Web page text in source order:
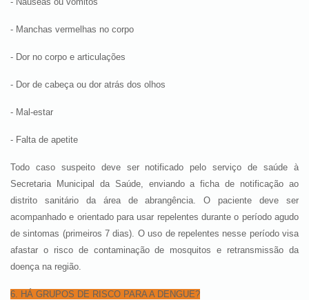
- Manchas vermelhas no corpo
- Dor no corpo e articulações
- Dor de cabeça ou dor atrás dos olhos
- Mal-estar
- Falta de apetite
Todo caso suspeito deve ser notificado pelo serviço de saúde à
Secretaria Municipal da Saúde, enviando a ficha de notificação ao
distrito sanitário da área de abrangência. O paciente deve ser
acompanhado e orientado para usar repelentes durante o período agudo
de sintomas (primeiros 7 dias). O uso de repelentes nesse período visa
afastar o risco de contaminação de mosquitos e retransmissão da
doença na região.
6. HÁ GRUPOS DE RISCO PARA A DENGUE?